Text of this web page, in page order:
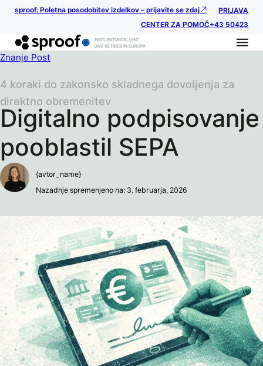
sproof: Poletna posodobitev izdelkov – prijavite se zdaj
PRIJAVA
CENTER ZA POMOČ+43 50423
Znanje Post
Digitalno podpisovanje
pooblastil SEPA
4 koraki do zakonsko skladnega dovoljenja za
direktno obremenitev
{avtor_name}
Nazadnje spremenjeno na: 3. februarja, 2026